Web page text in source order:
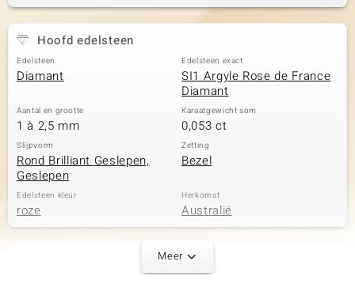
Hoofd edelsteen
Edelsteen
Diamant
Edelsteen exact
SI1 Argyle Rose de France
Diamant
Aantal en grootte
1 à 2,5 mm
Karaatgewicht som
0,053 ct
Slijpvorm
Rond Brilliant Geslepen,
Geslepen
Zetting
Bezel
Edelsteen kleur
roze
Herkomst
Australië
Meer